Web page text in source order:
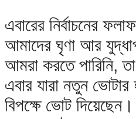
এবারের নির্বাচনের
আমাদের ঘৃণা আর
আমরা করতে পারিনি,
এবার যারা নতুন ভোটার
বিপক্ষে ভোট